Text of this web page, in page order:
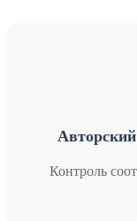
Контроль